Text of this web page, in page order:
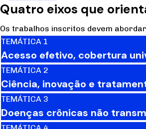
Quatro eixos que
Os trabalhos inscritos devem
TEMÁTICA 1
Acesso efetivo, cobertura
TEMÁTICA 2
Ciência, inovação e
TEMÁTICA 3
Doenças crônicas não